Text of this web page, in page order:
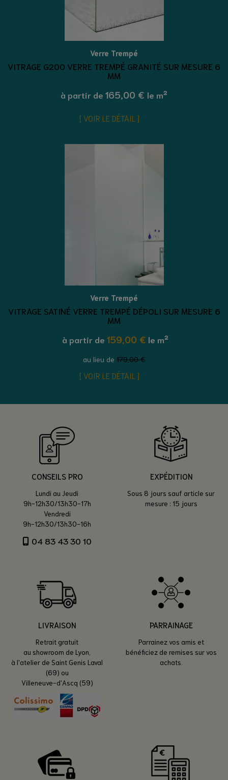
Verre Trempé
VITRAGE G200 VERRE TREMPÉ GRANITÉ SUR MESURE 6
MM
à partir de 165,00 € le m²
VOIR LE DÉTAIL
Verre Trempé
VITRAGE SATINÉ VERRE TREMPÉ DÉPOLI SUR MESURE 6
MM
à partir de 159,00 € le m²
au lieu de 179,00 €
VOIR LE DÉTAIL
CONSEILS PRO
Lundi au Jeudi
9h-12h30/13h30-17h
Vendredi
9h-12h30/13h30-16h
04 83 43 30 10
EXPÉDITION
Sous 8 jours sauf article sur
mesure : 15 jours
LIVRAISON
Retrait gratuit
au showroom de Lyon,
à l'atelier de Saint Genis Laval
(69) ou
Villeneuve-d'Ascq (59)
PARRAINAGE
Parrainez vos amis et
bénéficiez de remises sur vos
achats.